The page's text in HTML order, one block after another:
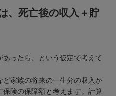
、死亡後の収入＋貯
ったら、という仮定で考えて
家族の将来の一生分の収入か
険の保障額と考えます。計算